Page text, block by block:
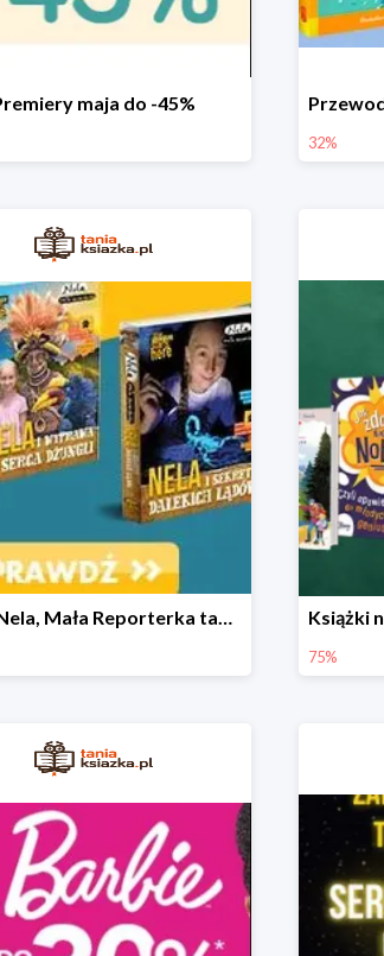
maja do -45%
32%
Seria Nela, Mała Reporterka taniej!
75%